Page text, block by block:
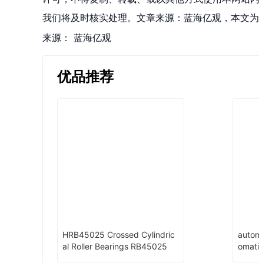
我们将及时核实处理。文章来源：蓝海亿观，本文
来源： 蓝海亿观
优品推荐
HRB45025 Crossed Cylindric
al Roller Bearings RB45025